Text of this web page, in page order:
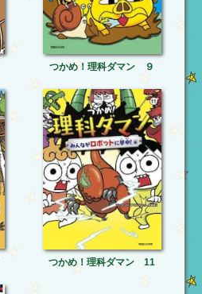
つかめ！理科ダマン ９
つかめ！理科ダマン 11